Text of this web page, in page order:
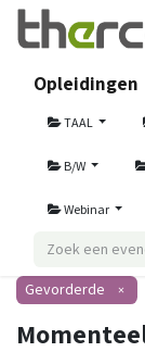
Opleidingen
TAAL
B/W
Webinar
Gevorderde ×